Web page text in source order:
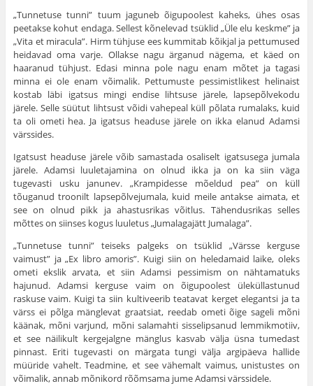
„Tunnetuse tunni” tuum jaguneb õigupoolest kaheks, ühes osas
peetakse kohut endaga. Sellest kõnelevad tsüklid „Üle elu keskme” ja
„Vita et miracula”. Hirm tühjuse ees kummitab kõikjal ja pettumused
heidavad oma varje. Ollakse nagu ärganud nägema, et käed on
haaranud tühjust. Edasi minna pole nagu enam mõtet ja tagasi
minna ei ole enam võimalik. Pettumuste pessimistlikest helinaist
kostab läbi igatsus mingi endise lihtsuse järele, lapsepõlvekodu
järele. Selle süütut lihtsust võidi vahepeal küll põlata rumalaks, kuid
ta oli ometi hea. Ja igatsus headuse järele on ikka elanud Adamsi
värssides.
Igatsust headuse järele võib samastada osaliselt igatsusega jumala
järele. Adamsi luuletajamina on olnud ikka ja on ka siin väga
tugevasti usku janunev. „Krampidesse mõeldud pea” on küll
tõuganud troonilt lapsepõlvejumala, kuid meile antakse aimata, et
see on olnud pikk ja ahastusrikas võitlus. Tähendusrikas selles
mõttes on siinses kogus luuletus „Jumalagajätt Jumalaga”.
„Tunnetuse tunni” teiseks palgeks on tsüklid „Värsse kerguse
vaimust” ja „Ex libro amoris”. Kuigi siin on heledamaid laike, oleks
ometi ekslik arvata, et siin Adamsi pessimism on nähtamatuks
hajunud. Adamsi kerguse vaim on õigupoolest üleküllastunud
raskuse vaim. Kuigi ta siin kultiveerib teatavat kerget elegantsi ja ta
värss ei põlga mänglevat graatsiat, reedab ometi õige sageli mõni
käänak, mõni varjund, mõni salamahti sisselipsanud lemmikmotiiv,
et see näilikult kergejalgne mänglus kasvab välja üsna tumedast
pinnast. Eriti tugevasti on märgata tungi välja argipäeva hallide
müüride vahelt. Teadmine, et see vähemalt vaimus, unistustes on
võimalik, annab mõnikord rõõmsama jume Adamsi värssidele.